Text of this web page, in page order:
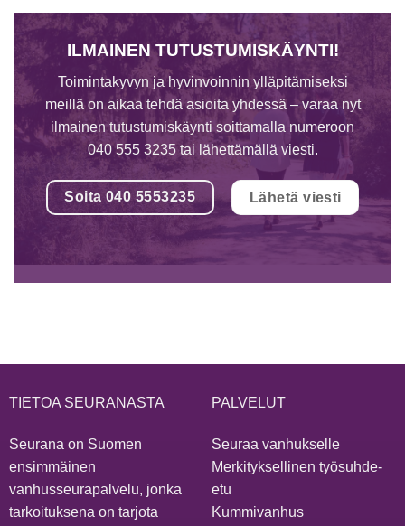
ILMAINEN TUTUSTUMISKÄYNTI!
Toimintakyvyn ja hyvinvoinnin ylläpitämiseksi
meillä on aikaa tehdä asioita yhdessä – varaa nyt
ilmainen tutustumiskäynti soittamalla numeroon
040 555 3235 tai lähettämällä viesti.
Soita 040 5553235 Lähetä viesti
TIETOA SEURANASTA
Seurana on Suomen
ensimmäinen
vanhusseurapalvelu, jonka
tarkoituksena on tarjota
PALVELUT
Seuraa vanhukselle
Merkityksellinen työsuhde-
etu
Kummivanhus